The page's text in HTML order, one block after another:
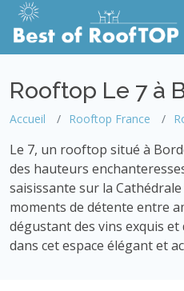
Rooftop Le 7 à
Accueil Rooftop France
Le 7, un rooftop situé à
des hauteurs
saisissante sur la
moments de détente entre
dégustant des vins exquis
dans cet espace élégant et